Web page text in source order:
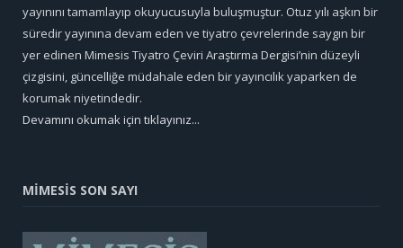
yayınını tamamlayıp okuyucusuyla buluşmuştur. Otuz yılı aşkın bir
süredir yayınına devam eden ve tiyatro çevrelerinde saygın bir
yer edinen Mimesis Tiyatro Çeviri Araştırma Dergisi’nin düzeyli
çizgisini, güncelliğe müdahale eden bir yayıncılık yaparken de
korumak niyetindedir.
Devamını okumak için tıklayınız...
MİMESİS SON SAYI